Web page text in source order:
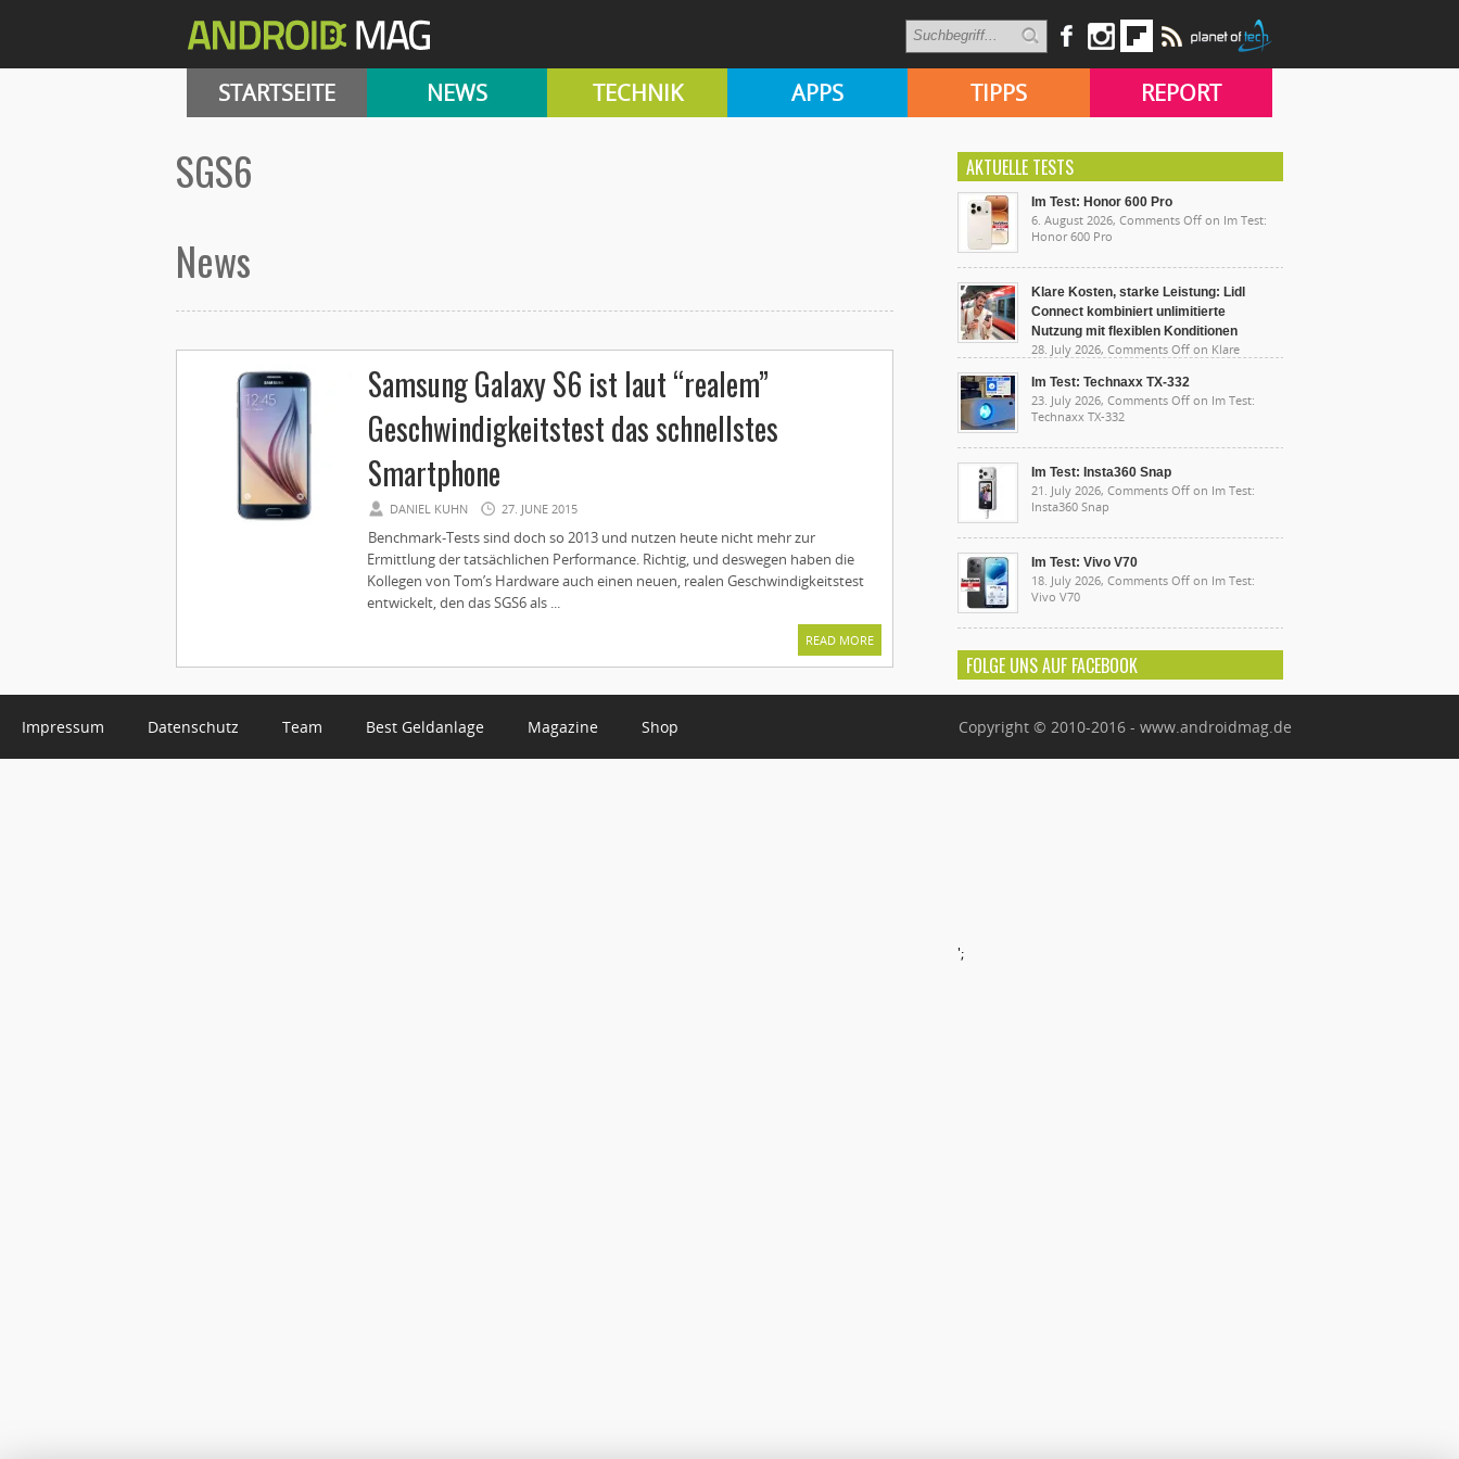
STARTSEITE NEWS TECHNIK APPS TIPPS REPORT
SGS6
News
Samsung Galaxy S6 ist laut “realem”
Geschwindigkeitstest das schnellstes
Smartphone
DANIEL KUHN 27. JUNE 2015
Benchmark-Tests sind doch so 2013 und nutzen heute nicht mehr zur
Ermittlung der tatsächlichen Performance. Richtig, und deswegen haben die
Kollegen von Tom’s Hardware auch einen neuen, realen Geschwindigkeitstest
entwickelt, den das SGS6 als ...
READ MORE
AKTUELLE TESTS
Im Test: Honor 600 Pro
6. August 2026, Comments Off on Im Test:
Honor 600 Pro
Klare Kosten, starke Leistung: Lidl
Connect kombiniert unlimitierte
Nutzung mit flexiblen Konditionen
28. July 2026, Comments Off on Klare
unlimitierte Nutzung mit flexiblen Konditionen
Im Test: Technaxx TX-332
23. July 2026, Comments Off on Im Test:
Technaxx TX-332
Im Test: Insta360 Snap
21. July 2026, Comments Off on Im Test:
Insta360 Snap
Im Test: Vivo V70
18. July 2026, Comments Off on Im Test:
Vivo V70
FOLGE UNS AUF FACEBOOK
';
Impressum Datenschutz Team Best Geldanlage Magazine Shop Copyright © 2010-2016 - www.androidmag.de